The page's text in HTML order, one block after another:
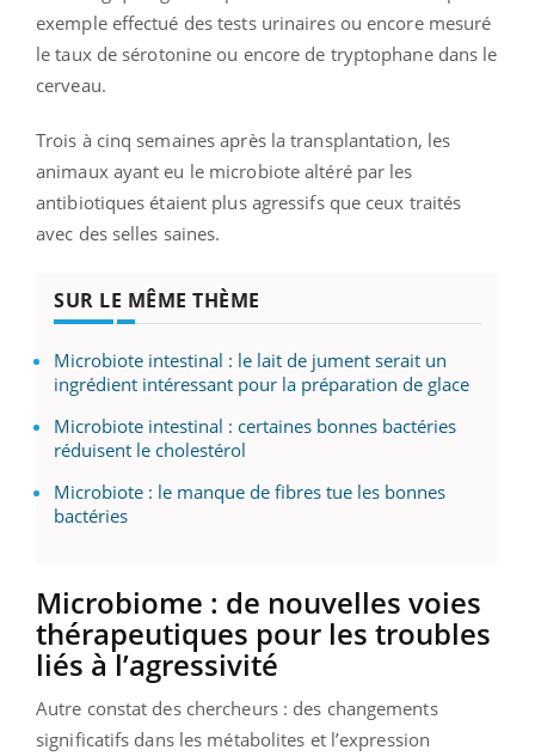
exemple effectué des tests urinaires ou encore mesuré
le taux de sérotonine ou encore de tryptophane dans le
cerveau.
Trois à cinq semaines après la transplantation, les
animaux ayant eu le microbiote altéré par les
antibiotiques étaient plus agressifs que ceux traités
avec des selles saines.
SUR LE MÊME THÈME
Microbiote intestinal : le lait de jument serait un
ingrédient intéressant pour la préparation de glace
Microbiote intestinal : certaines bonnes bactéries
réduisent le cholestérol
Microbiote : le manque de fibres tue les bonnes
bactéries
Microbiome : de nouvelles voies
thérapeutiques pour les troubles
liés à l’agressivité
Autre constat des chercheurs : des changements
significatifs dans les métabolites et l’expression